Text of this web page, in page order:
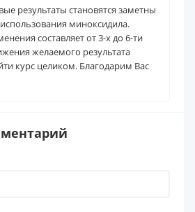
результаты становятся заметны
миноксидила.
составляет от 3-х до 6-ти
желаемого результата
курс целиком. Благодарим Вас